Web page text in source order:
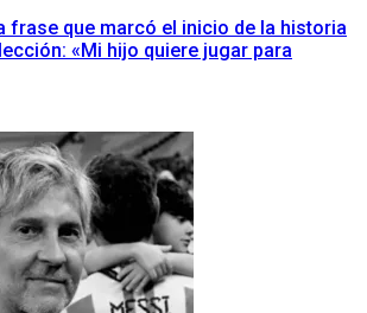
frase que marcó el inicio de la historia
«Mi hijo quiere jugar para